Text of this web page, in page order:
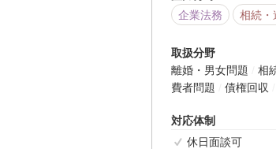
企業法務
相続・
取扱分野
離婚・男女問題
相
費者問題
債権回収
対応体制
休日面談可